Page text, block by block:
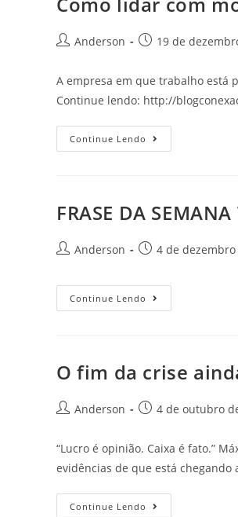
Anderson 19 de
A empresa em que trabalho está
Continue lendo: http://
Continue Lendo
FRASE DA SEMANA
Anderson 4 de
Continue Lendo
O fim da crise
Anderson 4 de outubro
“Lucro é opinião. Caixa é fato.”
evidências de que está
Continue Lendo